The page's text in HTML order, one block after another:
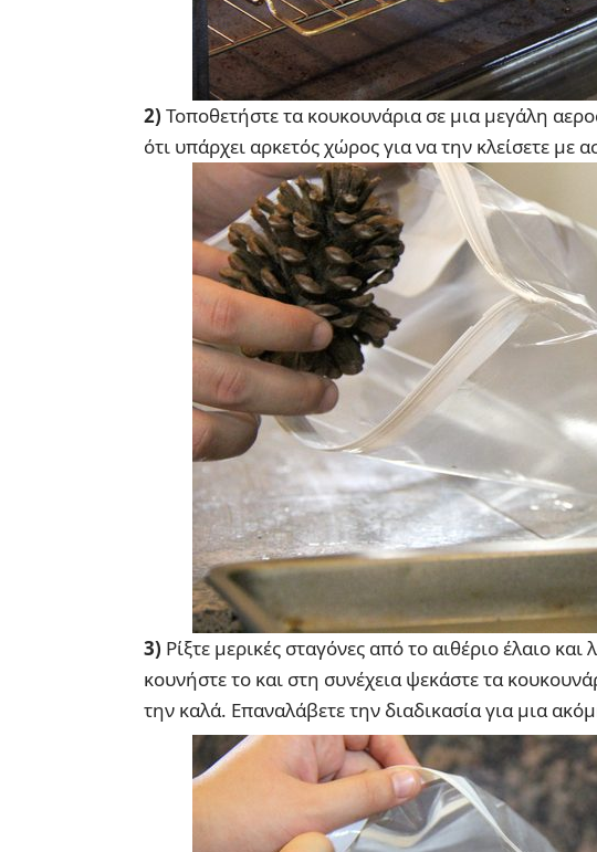
2) Τοποθετήστε τα κουκουνάρια σε μια μεγάλη
ότι υπάρχει αρκετός χώρος για να την κλείσετε με
3) Ρίξτε μερικές σταγόνες από το αιθέριο έλαιο
κουνήστε το και στη συνέχεια ψεκάστε τα
την καλά. Επαναλάβετε την διαδικασία για μια